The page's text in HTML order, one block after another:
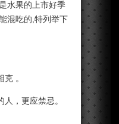
水果的上市好季
混吃的,特列举下
。
，更应禁忌。